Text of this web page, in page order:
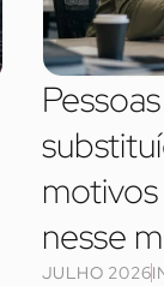
nesse
JULHO 2026